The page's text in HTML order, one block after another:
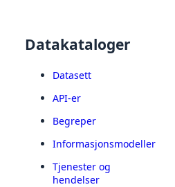
Datakataloger
Datasett
API-er
Begreper
Informasjonsmodeller
Tjenester og
hendelser